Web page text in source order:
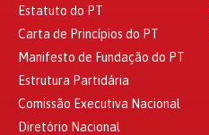
Estatuto do PT
Carta de Princípios do PT
Manifesto de Fundação do PT
Estrutura Partidária
Comissão Executiva Nacional
Diretório Nacional